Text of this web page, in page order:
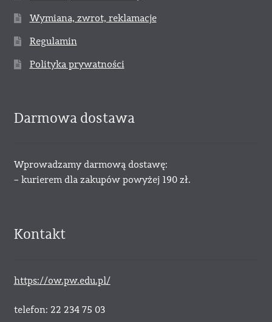
Wymiana, zwrot, reklamacje
Regulamin
Polityka prywatności
Darmowa dostawa
Wprowadzamy darmową dostawę:
– kurierem dla zakupów powyżej 190 zł.
Kontakt
https://ow.pw.edu.pl/
telefon: 22 234 75 03